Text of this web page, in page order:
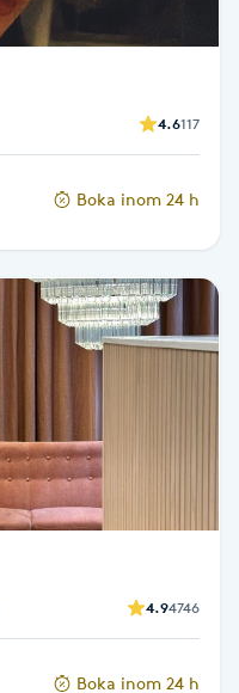
4.6117
Boka inom 24 h
4.94746
Boka inom 24 h